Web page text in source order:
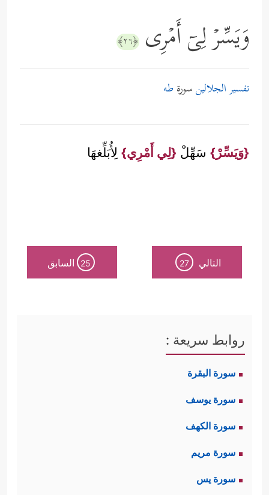
وَیَسِّرۡ لِیۤ أَمۡرِی ﴿٢٦﴾
تفسير الجلالينسورة طه
{وَيَسِّرْ} سَهِّلْ {لِي أَمْرِي} لِأُبَلِّغهَا
التالي 27
25 السابق
روابط سريعة :
سورة البقرة
سورة يوسف
سورة الكهف
سورة مريم
سورة يس